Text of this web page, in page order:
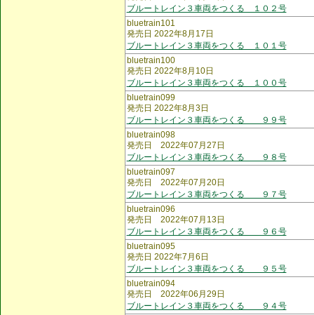
ブルートレイン３車両をつくる １０２号
bluetrain101
発売日 2022年8月17日
ブルートレイン３車両をつくる １０１号
bluetrain100
発売日 2022年8月10日
ブルートレイン３車両をつくる １００号
bluetrain099
発売日 2022年8月3日
ブルートレイン３車両をつくる ９９号
bluetrain098
発売日 2022年07月27日
ブルートレイン３車両をつくる ９８号
bluetrain097
発売日 2022年07月20日
ブルートレイン３車両をつくる ９７号
bluetrain096
発売日 2022年07月13日
ブルートレイン３車両をつくる ９６号
bluetrain095
発売日 2022年7月6日
ブルートレイン３車両をつくる ９５号
bluetrain094
発売日 2022年06月29日
ブルートレイン３車両をつくる ９４号